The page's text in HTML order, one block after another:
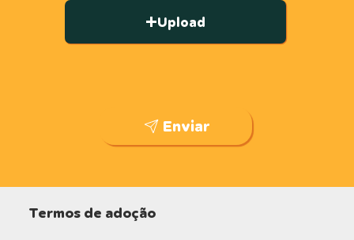
Upload
Enviar
Termos de adoção